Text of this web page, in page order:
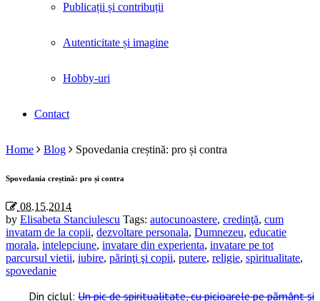
Publicații și contribuții
Autenticitate și imagine
Hobby-uri
Contact
Home Blog Spovedania creștină: pro și contra
Spovedania creștină: pro și contra
08.15.2014
by Elisabeta Stanciulescu Tags: autocunoastere, credinţă, cum
invatam de la copii, dezvoltare personala, Dumnezeu, educatie
morala, intelepciune, invatare din experienta, invatare pe tot
parcursul vietii, iubire, părinţi şi copii, putere, religie, spiritualitate,
spovedanie
Din ciclul: Un pic de spiritualitate, cu picioarele pe pământ și